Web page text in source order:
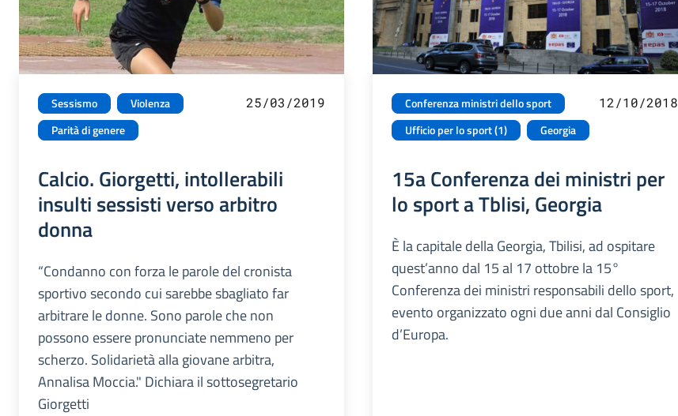
Sessismo
Violenza
Parità di genere
25/03/2019
Calcio. Giorgetti, intollerabili
insulti sessisti verso arbitro
donna
“Condanno con forza le parole del cronista
sportivo secondo cui sarebbe sbagliato far
arbitrare le donne. Sono parole che non
possono essere pronunciate nemmeno per
scherzo. Solidarietà alla giovane arbitra,
Annalisa Moccia." Dichiara il sottosegretario
Giorgetti
Conferenza ministri dello sport
Ufficio per lo sport (1)
Georgia
12/10/2018
15a Conferenza dei ministri per
lo sport a Tblisi, Georgia
È la capitale della Georgia, Tbilisi, ad ospitare
quest’anno dal 15 al 17 ottobre la 15°
Conferenza dei ministri responsabili dello sport,
evento organizzato ogni due anni dal Consiglio
d’Europa.